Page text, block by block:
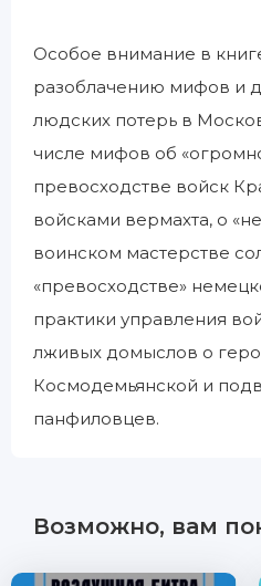
Особое внимание в
разоблачению мифов и
людских потерь в
числе мифов об
превосходстве войск
войсками вермахта, о
воинском мастерстве
«превосходстве»
практики управления
лживых домыслов о
Космодемьянской и
панфиловцев.
Возможно, вам